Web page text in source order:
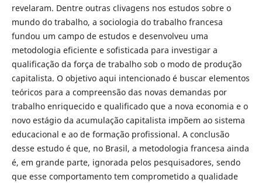
revelaram. Dentre outras clivagens nos estudos sobre o
mundo do trabalho, a sociologia do trabalho francesa
fundou um campo de estudos e desenvolveu uma
metodologia eficiente e sofisticada para investigar a
qualificação da força de trabalho sob o modo de produção
capitalista. O objetivo aqui intencionado é buscar elementos
teóricos para a compreensão das novas demandas por
trabalho enriquecido e qualificado que a nova economia e o
novo estágio da acumulação capitalista impõem ao sistema
educacional e ao de formação profissional. A conclusão
desse estudo é que, no Brasil, a metodologia francesa ainda
é, em grande parte, ignorada pelos pesquisadores, sendo
que esse comportamento tem comprometido a qualidade